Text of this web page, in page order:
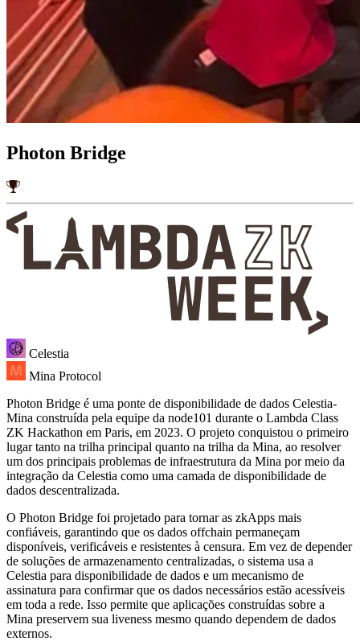
Photon Bridge
Celestia
Mina Protocol
Photon Bridge é uma ponte de disponibilidade de dados Celestia-
Mina construída pela equipe da node101 durante o Lambda Class
ZK Hackathon em Paris, em 2023. O projeto conquistou o primeiro
lugar tanto na trilha principal quanto na trilha da Mina, ao resolver
um dos principais problemas de infraestrutura da Mina por meio da
integração da Celestia como uma camada de disponibilidade de
dados descentralizada.
O Photon Bridge foi projetado para tornar as zkApps mais
confiáveis, garantindo que os dados offchain permaneçam
disponíveis, verificáveis e resistentes à censura. Em vez de depender
de soluções de armazenamento centralizadas, o sistema usa a
Celestia para disponibilidade de dados e um mecanismo de
assinatura para confirmar que os dados necessários estão acessíveis
em toda a rede. Isso permite que aplicações construídas sobre a
Mina preservem sua liveness mesmo quando dependem de dados
externos.